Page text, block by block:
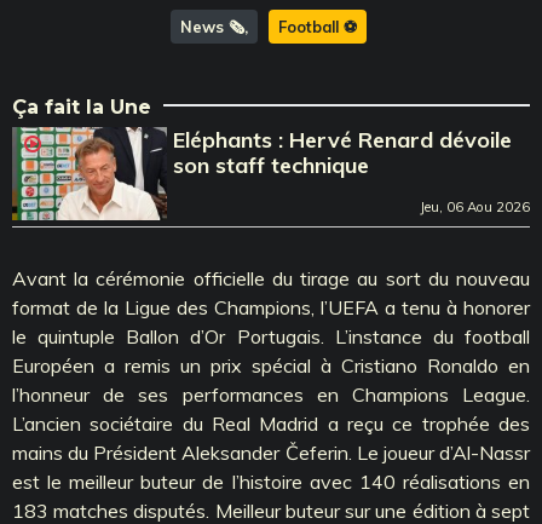
News 🗞️ Football ⚽️
Ça fait la Une
Eléphants : Hervé Renard dévoile
son staff technique
Jeu, 06 Aou 2026
Avant la cérémonie officielle du tirage au sort du nouveau
format de la Ligue des Champions, l’UEFA a tenu à honorer
le quintuple Ballon d’Or Portugais. L’instance du football
Européen a remis un prix spécial à Cristiano Ronaldo en
l’honneur de ses performances en Champions League.
L’ancien sociétaire du Real Madrid a reçu ce trophée des
mains du Président Aleksander Čeferin. Le joueur d’Al-Nassr
est le meilleur buteur de l’histoire avec 140 réalisations en
183 matches disputés. Meilleur buteur sur une édition à sept